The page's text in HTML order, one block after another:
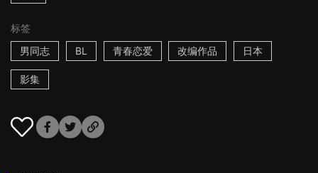
标签
男同志
BL 青春恋爱 改编作品 日本
影集